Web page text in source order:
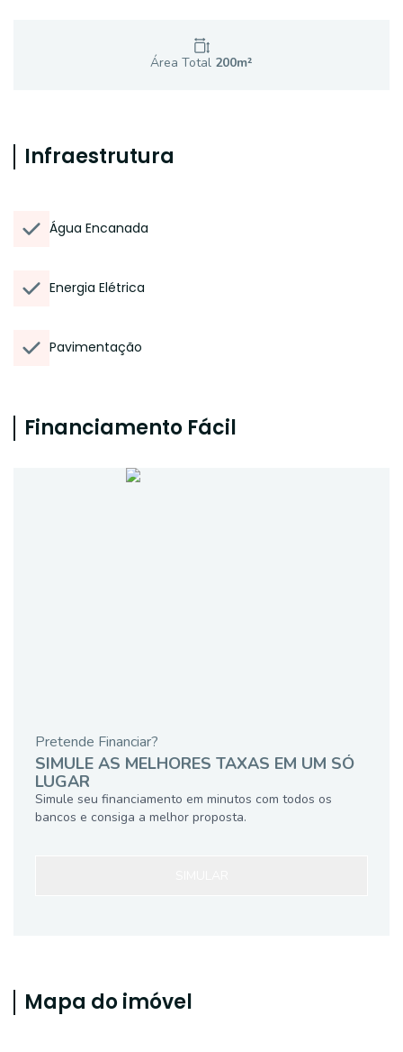
Área Total 200m²
Infraestrutura
Água Encanada
Energia Elétrica
Pavimentação
Financiamento Fácil
Pretende Financiar?
SIMULE AS MELHORES TAXAS EM UM SÓ
LUGAR
Simule seu financiamento em minutos com todos os
bancos e consiga a melhor proposta.
Mapa do imóvel